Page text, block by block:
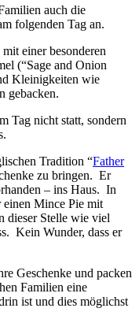
auch die
folgenden Tag an.
einer besonderen
(“Sage and Onion
Kleinigkeiten wie
gebacken.
Tag nicht statt, sondern
Tradition “Father
zu bringen. Er
– ins Haus. In
einen Mince Pie mit
dieser Stelle wie viel
Kein Wunder, dass er
Geschenke und packen
Familien eine
ist und dies möglichst